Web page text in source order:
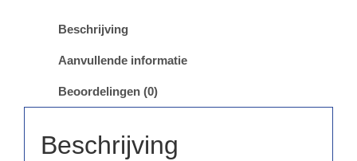
Beschrijving
Aanvullende informatie
Beoordelingen (0)
Beschrijving